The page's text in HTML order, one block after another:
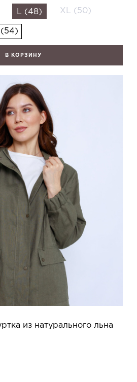
L (48) XL (50)
В КОРЗИНУ
из натурального льна